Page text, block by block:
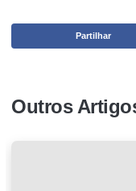
Partilhar
Outros